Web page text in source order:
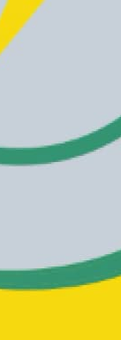
veux réussir